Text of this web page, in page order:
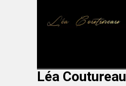
Léa Coutureau